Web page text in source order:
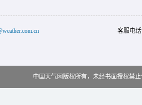
客服电
中国天气网版权所有，未经书面授权